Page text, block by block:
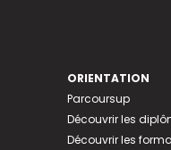
ORIENTATION
Parcoursup
Découvrir les
Découvrir les